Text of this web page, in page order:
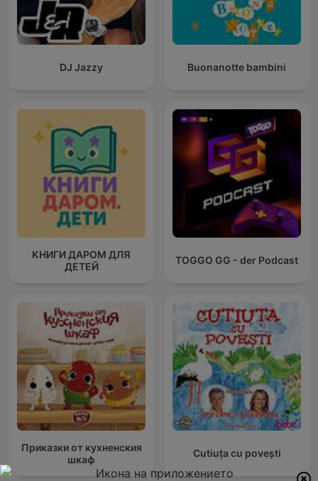
DJ Jazzy Buonanotte bambini
КНИГИ ДАРОМ ДЛЯ
ДЕТЕЙ
TOGGO GG - der Podcast
Приказки от кухненския
шкаф
Cutiuța cu povești